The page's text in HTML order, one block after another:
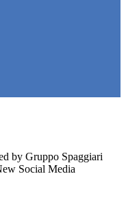
by Gruppo Spaggiari
Social Media